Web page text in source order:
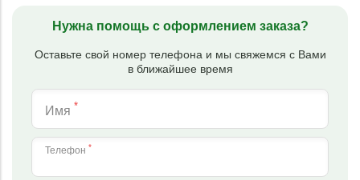
Нужна помощь с оформлением заказа?
Оставьте свой номер телефона и мы свяжемся с Вами
в ближайшее время
Имя *
Телефон *